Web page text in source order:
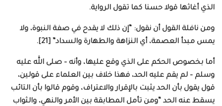
الذي أغاثها قولا حسنا كما تقول الرواية.
ومن نافلة القول أن نقول: “إن ذلك لا يقدح في صفة النبوة، ولا
يمس مبدأ العصمة، أي النزاهة والطهارة والسداد” [21].
أما بخصوص الحكم على الذي وقع عليها، وأنه – صلى الله عليه
وسلم – لم يقم عليه الحد، فهذا خلاف بين العلماء على قولين،
قول يقول بأن الحد يثبت بالإقرار والاعتراف، وقوم قالوا بأن التائب
يسقط عنه الحد “ومن تأمل المطابقة بين الأمر والنهي، والثواب